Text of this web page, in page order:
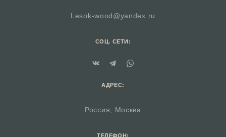
Lesok-wood@yandex.ru
СОЦ. СЕТИ:
АДРЕС:
Россия, Москва
ТЕЛЕФОН: